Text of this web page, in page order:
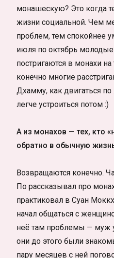
монашескую? Это когда
жизни социальной. Чем
проблем, тем спокойнее
июля по октябрь
постригаются в монахи
конечно многие
Дхамму, как двигаться
легче устроиться потом :)
А из монахов — тех, кто
обратно в обычную
Возвращаются конечно.
По рассказывал про
практиковал в Суан
начал общаться с
неё там проблемы — муж
они до этого были
пару месяцев с ней